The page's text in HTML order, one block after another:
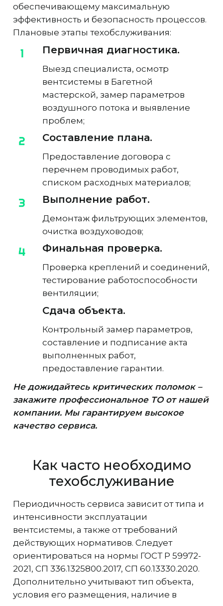
обеспечивающему максимальную
эффективность и безопасность процессов.
Плановые этапы техобслуживания:
Первичная диагностика.
Выезд специалиста, осмотр
вентсистемы в Багетной
мастерской, замер параметров
воздушного потока и выявление
проблем;
Составление плана.
Предоставление договора с
перечнем проводимых работ,
списком расходных материалов;
Выполнение работ.
Демонтаж фильтрующих элементов,
очистка воздуховодов;
Финальная проверка.
Проверка креплений и соединений,
тестирование работоспособности
вентиляции;
Сдача объекта.
Контрольный замер параметров,
составление и подписание акта
выполненных работ,
предоставление гарантии.
Не дожидайтесь критических поломок –
закажите профессиональное ТО от нашей
компании. Мы гарантируем высокое
качество сервиса.
Как часто необходимо
техобслуживание
Периодичность сервиса зависит от типа и
интенсивности эксплуатации
вентсистемы, а также от требований
действующих нормативов. Следует
ориентироваться на нормы ГОСТ Р 59972-
2021, СП 336.1325800.2017, СП 60.13330.2020.
Дополнительно учитывают тип объекта,
условия его размещения, наличие в